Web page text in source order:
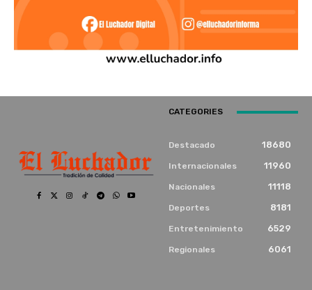
CATEGORIES
Destacado 18680
Internacionales 11960
Nacionales 11118
Deportes 8181
Entretenimiento 6529
Regionales 6061